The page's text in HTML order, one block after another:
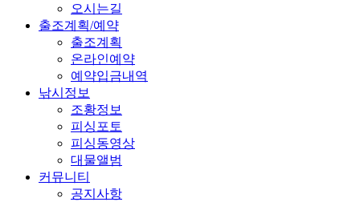
오시는길
출조계획/예약
출조계획
온라인예약
예약입금내역
낚시정보
조황정보
피싱포토
피싱동영상
대물앨범
커뮤니티
공지사항